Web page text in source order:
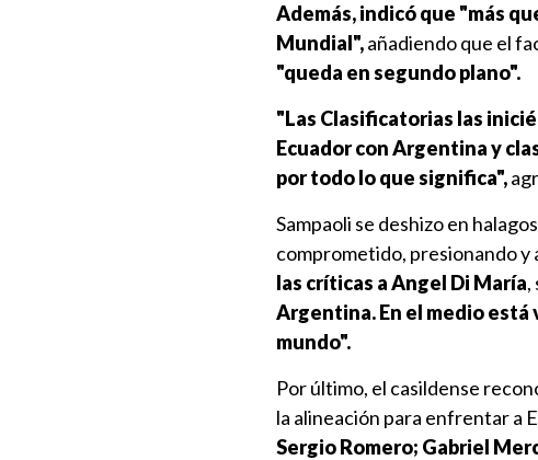
Además, indicó que "más
Mundial",añadiendo que el
"queda en segundo plano".
"Las Clasificatorias las
Ecuador con Argentina y
por todo lo que significa",
Sampaoli se deshizo en
comprometido, presionando y
las críticas a Angel Di María,
Argentina. En el medio
mundo".
Por último, el casildense
la alineación para enfrentar a
Sergio Romero; Gabriel